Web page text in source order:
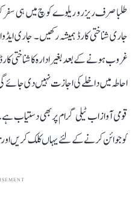
طلبا صرف ریزرو ریلوے کوچ میں ہی سفر
جاری شناختی کارڈ ہمیشہ رکھیں۔ جاری
غروب ہونے کے بعد بغیر ادارہ کا شناختی
احاطہ میں داخلے کی اجازت نہیں دی جائے
قومی آواز اب ٹیلی گرام پر بھی
کو جوائن کرنے کے لئے یہاں کلک کریں